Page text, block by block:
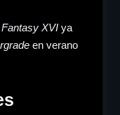
XVI ya
en verano